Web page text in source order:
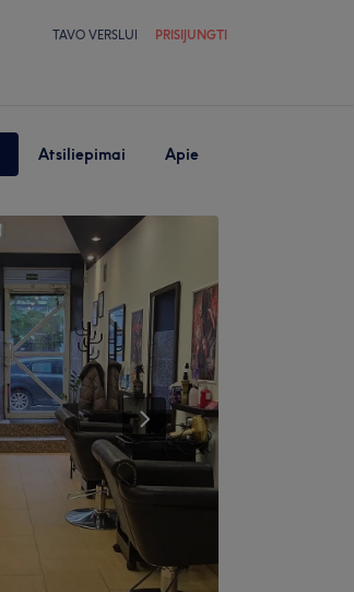
TAVO VERSLUI PRISIJUNGTI
Atsiliepimai Apie